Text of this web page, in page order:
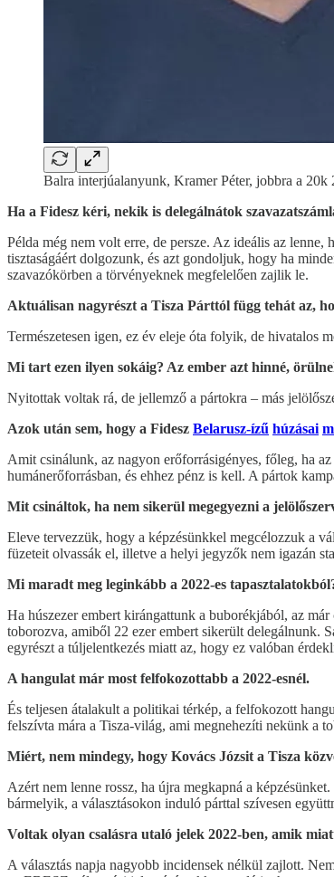
Balra interjúalanyunk, Kramer Péter, jobbra a 20k
Ha a Fidesz kéri, nekik is delegálnátok
Példa még nem volt erre, de persze. Az ideális az lenne,
tisztaságáért dolgozunk, és azt gondoljuk, hogy ha
szavazókörben a törvényeknek megfelelően zajlik le.
Aktuálisan nagyrészt a Tisza Párttól függ tehát az,
Természetesen igen, ez év eleje óta folyik, de hivatalos
Mi tart ezen ilyen sokáig? Az ember azt hinné,
Nyitottak voltak rá, de jellemző a pártokra – más
Azok után sem, hogy a Fidesz Belarusz-ízű húzásai
Amit csinálunk, az nagyon erőforrásigényes, főleg, ha
humánerőforrásban, és ehhez pénz is kell. A pártok
Mit csináltok, ha nem sikerül megegyezni a
Eleve tervezzük, hogy a képzésünkkel megcélozzuk a
füzeteit olvassák el, illetve a helyi jegyzők nem igazán
Mi maradt meg leginkább a 2022-es
Ha húszezer embert kirángattunk a buborékjából, az
toborozva, amiből 22 ezer embert sikerült delegálnunk.
egyrészt a túljelentkezés miatt az, hogy ez valóban
A hangulat már most felfokozottabb a 2022-esnél.
És teljesen átalakult a politikai térkép, a felfokozott
felszívta mára a Tisza-világ, ami megnehezíti nekünk a
Miért, nem mindegy, hogy Kovács Józsit a Tisza
Azért nem lenne rossz, ha újra megkapná a
bármelyik, a választásokon induló párttal szívesen
Voltak olyan csalásra utaló jelek 2022-ben, amik
A választás napja nagyobb incidensek nélkül zajlott.